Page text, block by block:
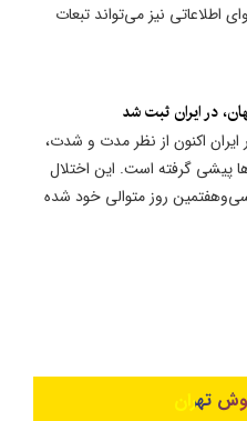
اطلاعاتی نیز می‌تواند تبعات
در ایران ثبت شد
اکنون از نظر مدت و شدت،
پیشی گرفته است. این اختلال
ساعت، وارد سی‌وهفتمین روز متوالی خود شده
تهران